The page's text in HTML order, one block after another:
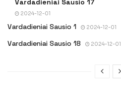
Vardadieniai Sausio 17
2024-12-01
Vardadieniai Sausio 1 2024-12-01
Vardadieniai Sausio 18 2024-12-01